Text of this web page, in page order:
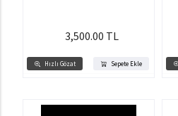
Hızlı Gözat Sepete Ekle
3,500.00 TL